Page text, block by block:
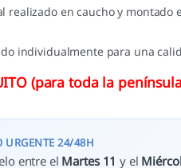
realizado en caucho y montado
individualmente para una
(para toda la
URGENTE 24/48H
entre el Martes 11 y el